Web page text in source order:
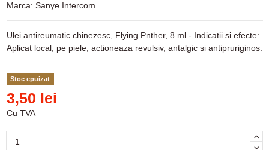
Marca: Sanye Intercom
Ulei antireumatic chinezesc, Flying Pnther, 8 ml - Indicatii si efecte:
Aplicat local, pe piele, actioneaza revulsiv, antalgic si antipruriginos.
Stoc epuizat
3,50 lei
Cu TVA